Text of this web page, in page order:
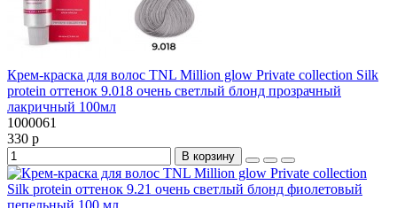
Крем-краска для волос TNL Million glow Private collection Silk
protein оттенок 9.018 очень светлый блонд прозрачный
лакричный 100мл
1000061
330 р
В корзину